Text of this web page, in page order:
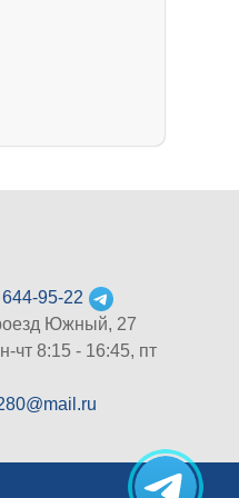
95-22
Южный, 27
чт 8:15 - 16:45, пт